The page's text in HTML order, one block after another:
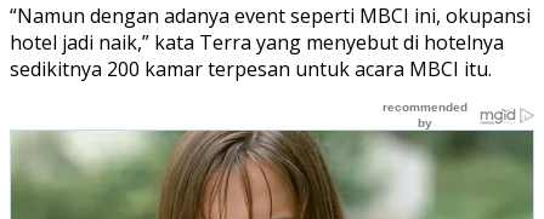
“Namun dengan adanya event seperti MBCI ini, okupansi
hotel jadi naik,” kata Terra yang menyebut di hotelnya
sedikitnya 200 kamar terpesan untuk acara MBCI itu.